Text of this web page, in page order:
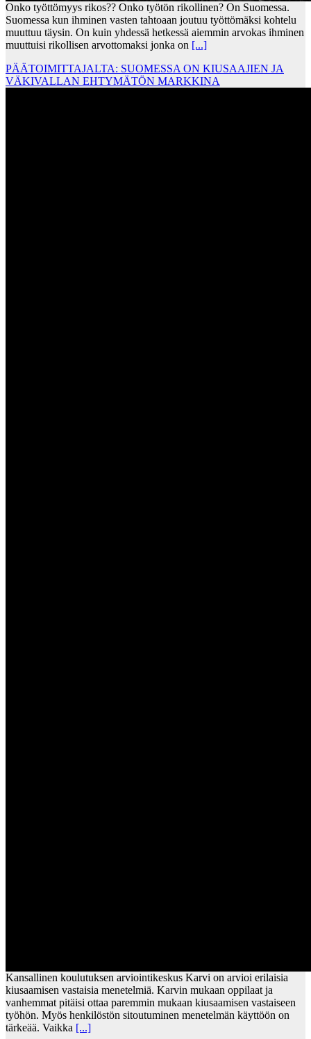
Onko työttömyys rikos?? Onko työtön rikollinen? On Suomessa.
Suomessa kun ihminen vasten tahtoaan joutuu työttömäksi kohtelu
muuttuu täysin. On kuin yhdessä hetkessä aiemmin arvokas ihminen
muuttuisi rikollisen arvottomaksi jonka on [...]
PÄÄTOIMITTAJALTA: SUOMESSA ON KIUSAAJIEN JA
VÄKIVALLAN EHTYMÄTÖN MARKKINA
Kansallinen koulutuksen arviointikeskus Karvi on arvioi erilaisia
kiusaamisen vastaisia menetelmiä. Karvin mukaan oppilaat ja
vanhemmat pitäisi ottaa paremmin mukaan kiusaamisen vastaiseen
työhön. Myös henkilöstön sitoutuminen menetelmän käyttöön on
tärkeää. Vaikka [...]